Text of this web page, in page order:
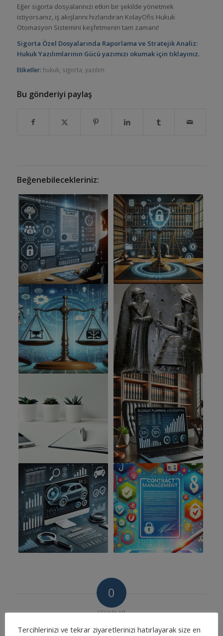
Eğer sigorta dosyalarınızı etkin bir şekilde yönetmek
istiyorsanız, iş akışlarını hızlandıran KolayOfis Hukuk
Otomasyon Sistemini keşfetmenin tam zamanı!
Sigorta Özel Dosyalarında Raporlama ve Stratejik Analiz:
Hukuk Yazılımlarının Gücü yazımızı okumak için tıklayınız.
Etiketler: hukuk, sigorta yazılım
Bu gönderiyi paylaş
Beğenebilecekleriniz:
0
CEVAPLAR
Cevapla
Tercihlerinizi ve tekrar ziyaretlerinizi hatırlayarak size en